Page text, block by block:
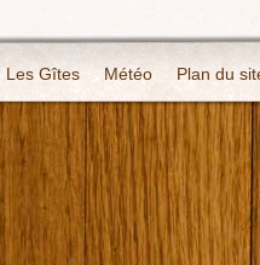
Les Gîtes Météo Plan du